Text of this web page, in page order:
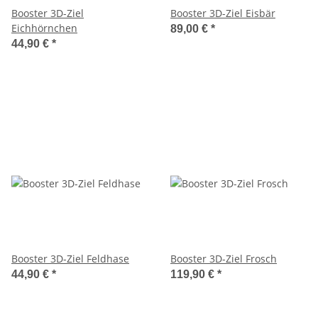
Booster 3D-Ziel
Eichhörnchen
44,90 € *
Booster 3D-Ziel Eisbär
89,00 € *
Booster 3D-Ziel Feldhase
44,90 € *
Booster 3D-Ziel Frosch
119,90 € *